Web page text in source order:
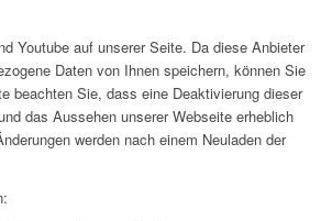
Youtube auf unserer Seite. Da diese Anbieter
Daten von Ihnen speichern, können Sie
beachten Sie, dass eine Deaktivierung dieser
das Aussehen unserer Webseite erheblich
werden nach einem Neuladen der